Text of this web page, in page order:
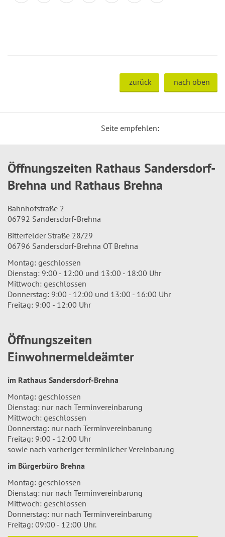
zurück nach oben
Seite empfehlen:
Öffnungszeiten Rathaus Sandersdorf-
Brehna und Rathaus Brehna
Bahnhofstraße 2
06792 Sandersdorf-Brehna
Bitterfelder Straße 28/29
06796 Sandersdorf-Brehna OT Brehna
Montag: geschlossen
Dienstag: 9:00 - 12:00 und 13:00 - 18:00 Uhr
Mittwoch: geschlossen
Donnerstag: 9:00 - 12:00 und 13:00 - 16:00 Uhr
Freitag: 9:00 - 12:00 Uhr
Öffnungszeiten
Einwohnermeldeämter
im Rathaus Sandersdorf-Brehna
Montag: geschlossen
Dienstag: nur nach Terminvereinbarung
Mittwoch: geschlossen
Donnerstag: nur nach Terminvereinbarung
Freitag: 9:00 - 12:00 Uhr
sowie nach vorheriger terminlicher Vereinbarung
im Bürgerbüro Brehna
Montag: geschlossen
Dienstag: nur nach Terminvereinbarung
Mittwoch: geschlossen
Donnerstag: nur nach Terminvereinbarung
Freitag: 09:00 - 12:00 Uhr.